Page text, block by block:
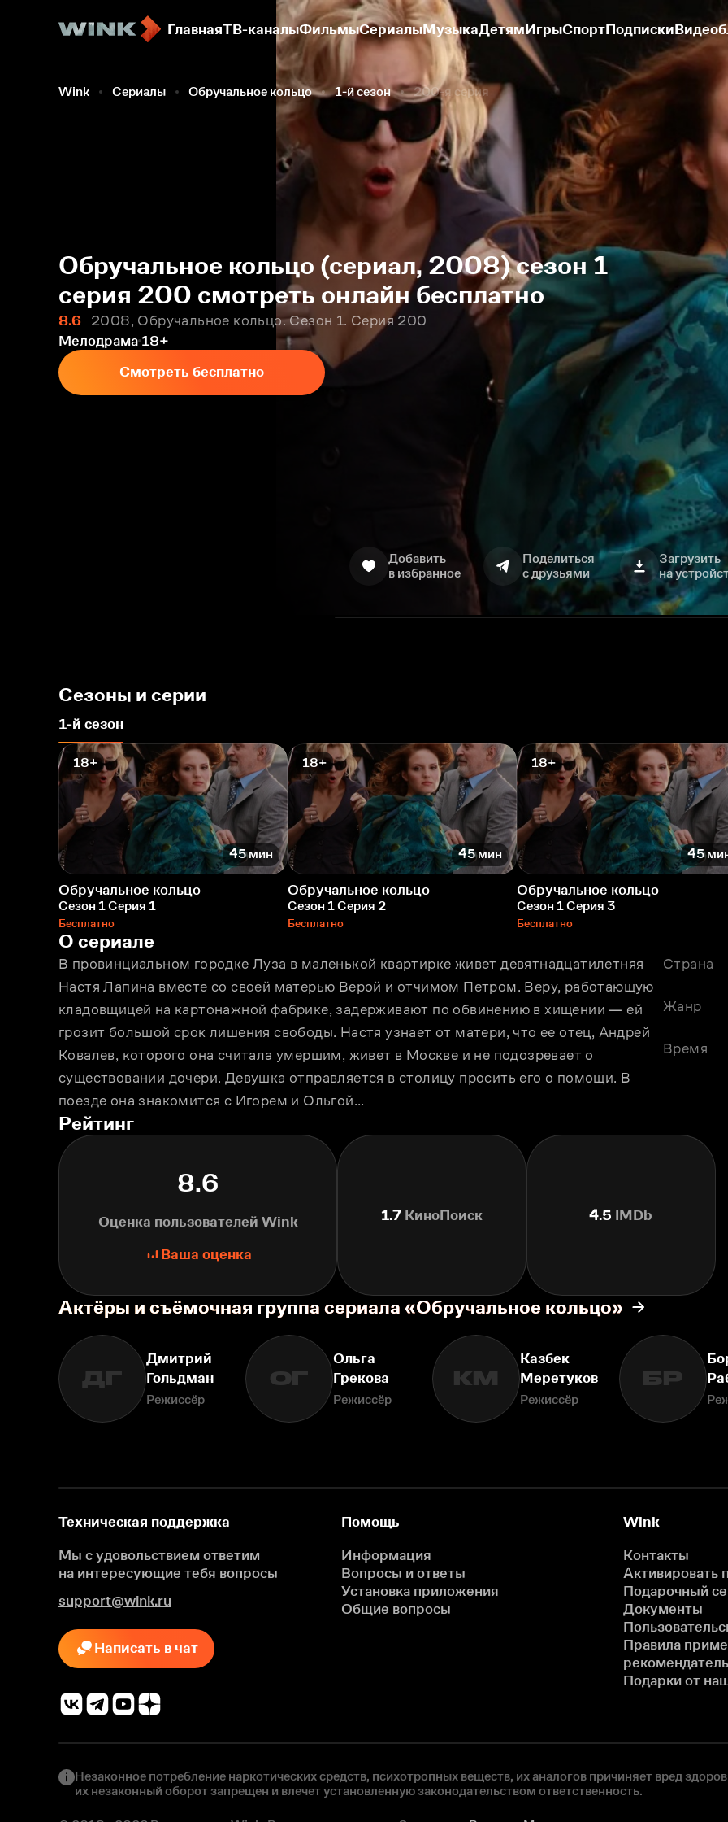
ГлавнаяТВ-каналыФильмыСериалыМузыкаДетямИгрыСпортПодписки
Wink Сериалы Обручальное кольцо 1-й сезон 200-я серия
Обручальное кольцо (сериал, 2008) сезон 1
серия 200 смотреть онлайн бесплатно
8.6
2008, Обручальное кольцо. Сезон 1. Серия 200
Мелодрама 18+
Смотреть бесплатно
Добавить
в избранное
Поделиться
с друзьями
Загрузить
на
Сезоны и серии
1-й сезон
18+
45 мин
Обручальное кольцо
Сезон 1 Серия 1
Бесплатно
18+
45 мин
Обручальное кольцо
Сезон 1 Серия 2
Бесплатно
18+
45
Обручальное кольцо
Сезон 1 Серия 3
Бесплатно
О сериале
В провинциальном городке Луза в маленькой квартирке живет девятнадцатилетняя
Настя Лапина вместе со своей матерью Верой и отчимом Петром. Веру, работающую
кладовщицей на картонажной фабрике, задерживают по обвинению в хищении — ей
грозит большой срок лишения свободы. Настя узнает от матери, что ее отец, Андрей
Ковалев, которого она считала умершим, живет в Москве и не подозревает о
существовании дочери. Девушка отправляется в столицу просить его о помощи. В
поезде она знакомится с Игорем и Ольгой…
Страна
Жанр
Время
Рейтинг
8.6
Оценка пользователей Wink
Ваша оценка
1.7 КиноПоиск 4.5 IMDb
Актёры и съёмочная группа сериала «Обручальное кольцо»
ДГ
Дмитрий
Гольдман
Режиссёр
ОГ
Ольга
Грекова
Режиссёр
КМ
Казбек
Меретуков
Режиссёр
БР
Техническая поддержка
Мы с удовольствием ответим
на интересующие тебя вопросы
support@wink.ru
Написать в чат
Помощь
Информация
Вопросы и ответы
Установка приложения
Общие вопросы
Wink
Контакты
Активировать
Подарочный
Документы
Правила
Подарки от
Незаконное потребление наркотических средств, психотропных веществ, их аналогов причиняет вред
их незаконный оборот запрещен и влечет установленную законодательством ответственность.